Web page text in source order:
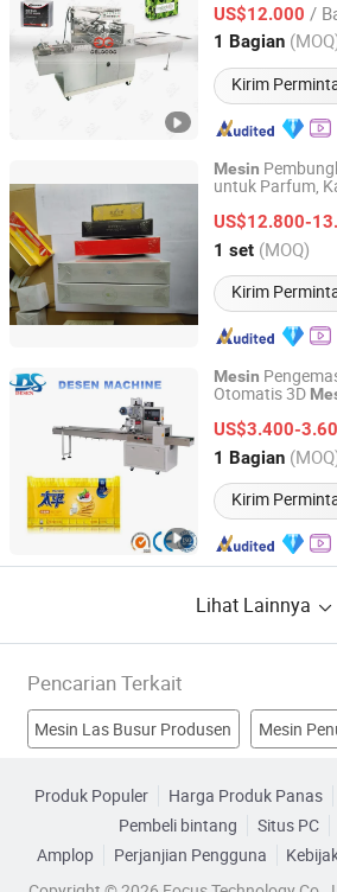
US$12.000 /
1 Bagian
Kirim
Henan, China Harga
Mesin
untuk Parfum,
US$12.800-
1 set (MOQ)
Kirim
Zhejiang Jiedu Intelligent Machinery
Zhejiang, China Harga
Mesin
Otomatis 3D
US$3.400-
1 Bagian
Kirim
Shanghai Motech M&E Co., Ltd.
Shanghai, China Harga
Lihat Lainnya
Pencarian Terkait
Mesin Las Busur Produsen Mesin
Struktur Permainan Produsen
Produk Populer Harga Produk Panas
Pembeli bintang
Situs PC
Amplop
Perjanjian Pengguna